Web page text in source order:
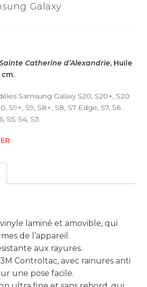
Galaxy
Catherine d’Alexandrie, Huile
cm.
Samsung Galaxy S20, S20+, S20
S9+, S9, S8+, S8, S7 Edge, S7, S6
S5, S4, S3.
laminé et amovible, qui
de l’appareil.
aux rayures.
Controltac, avec rainures anti
une pose facile.